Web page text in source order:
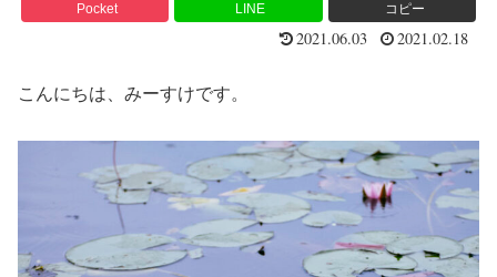
Pocket LINE コピー
2021.06.03 2021.02.18
こんにちは、みーすけです。